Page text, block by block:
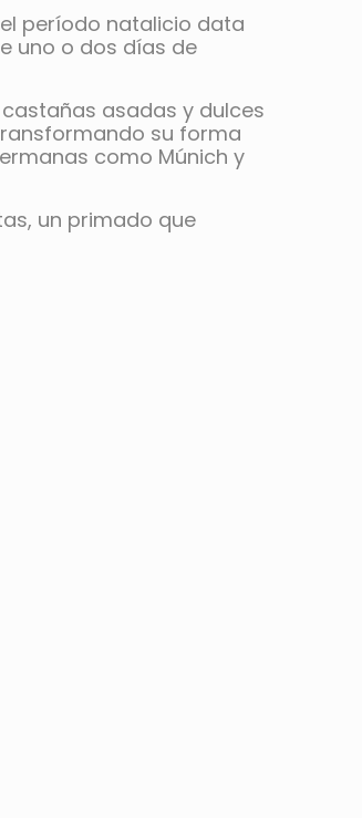
período natalicio data
uno o dos días de
asadas y dulces
su forma
como Múnich y
un primado que